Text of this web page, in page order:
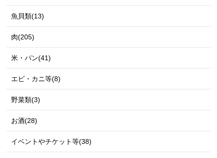
魚貝類(13)
肉(205)
米・パン(41)
エビ・カニ等(8)
野菜類(3)
お酒(28)
イベントやチケット等(38)